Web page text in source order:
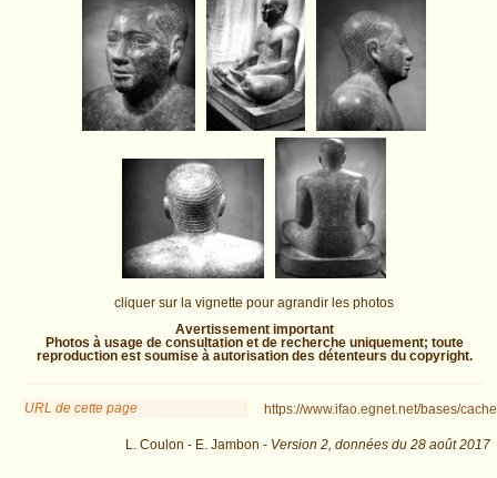
cliquer sur la vignette pour agrandir les photos
Avertissement important
Photos à usage de consultation et de recherche uniquement; toute
reproduction est soumise à autorisation des détenteurs du copyright.
URL de cette page https://www.ifao.egnet.net/bases/
L. Coulon - E. Jambon - Version 2, données du 28 août 2017